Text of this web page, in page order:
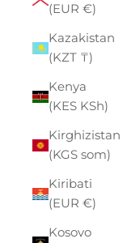
(EUR €)
Kazakistan
(KZT ₸)
Kenya
(KES KSh)
Kirghizistan
(KGS som)
Kiribati
(EUR €)
Kosovo